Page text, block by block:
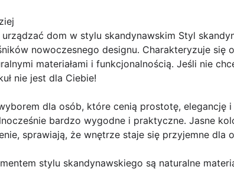
dom w stylu skandynawskim Styl
nowoczesnego designu. Charakteryzuje się
materiałami i funkcjonalnością. Jeśli nie
nie jest dla Ciebie!
dla osób, które cenią prostotę, elegancję
bardzo wygodne i praktyczne. Jasne
sprawiają, że wnętrze staje się przyjemne dla
stylu skandynawskiego są naturalne